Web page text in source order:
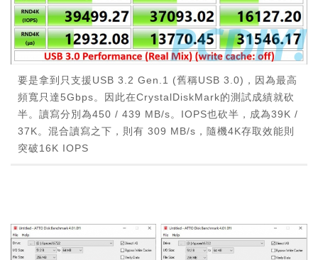
要是拿到只支援USB 3.2 Gen.1 (舊稱USB 3.0)，因為最高
頻寬只達5Gbps。因此在CrystalDiskMark的測試成績就砍
半。讀寫分別為450 / 439 MB/s。IOPS也砍半，成為39K /
37K。混合讀寫之下，則有 309 MB/s，隨機4K存取效能則
突破16K IOPS